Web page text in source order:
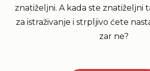
znatiželjni. A kada ste znatiželjni
za istraživanje i strpljivo ćete
zar ne?